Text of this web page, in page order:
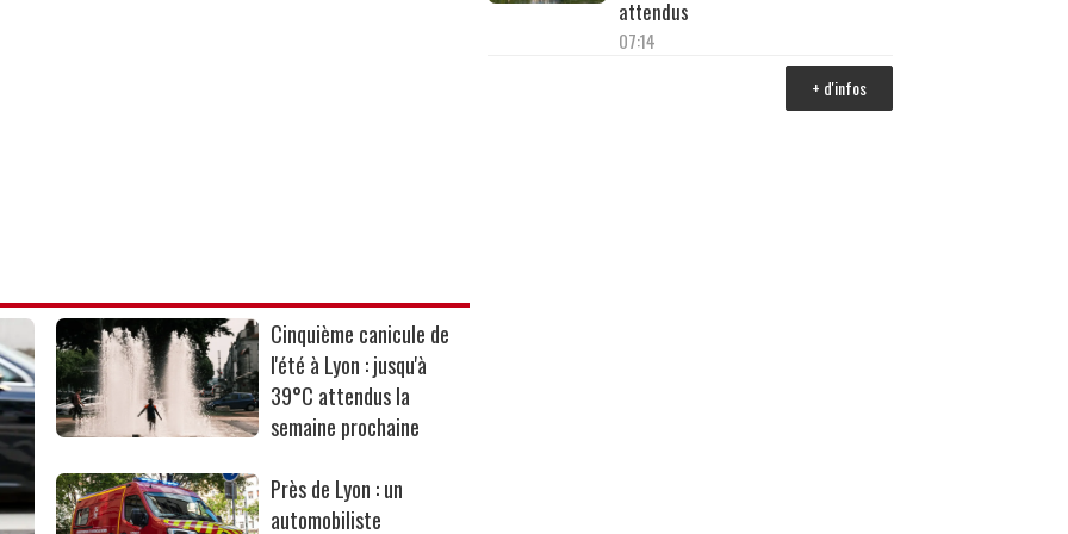
Cinquième canicule de
l'été à Lyon : jusqu'à
39°C attendus la
semaine prochaine
Près de Lyon : un
automobiliste
attendus
07:14
+ d'infos